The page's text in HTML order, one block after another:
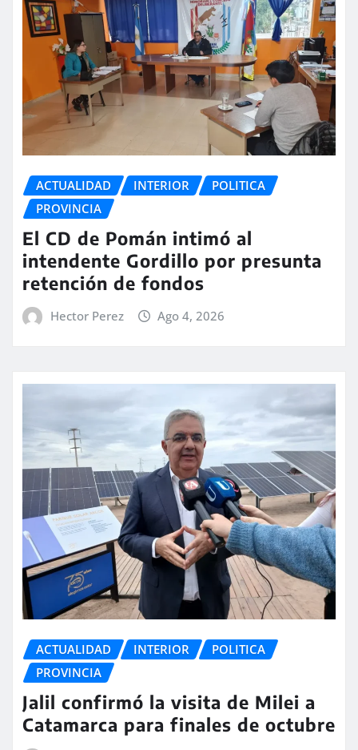
ACTUALIDAD INTERIOR
POLITICA
PROVINCIA
El CD de Pomán intimó al
intendente Gordillo por presunta
retención de fondos
Hector Perez Ago 4, 2026
ACTUALIDAD INTERIOR
POLITICA
PROVINCIA
Jalil confirmó la visita de Milei a
Catamarca para finales de octubre